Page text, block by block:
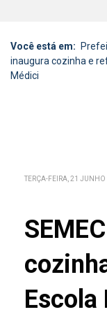
Você está em:
inaugura cozinha e
Médici
TERÇA-FEIRA, 21
Escola